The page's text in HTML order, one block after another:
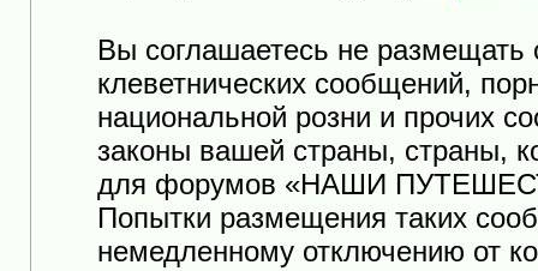
Вы соглашаетесь не
клеветнических сообщений,
национальной розни и прочих
законы вашей страны, страны,
для форумов «НАШИ
Попытки размещения таких
немедленному отключению от